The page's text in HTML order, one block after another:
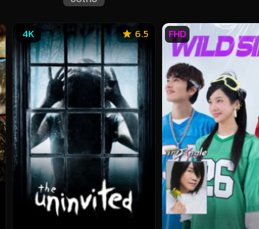
6.5
4K FHD